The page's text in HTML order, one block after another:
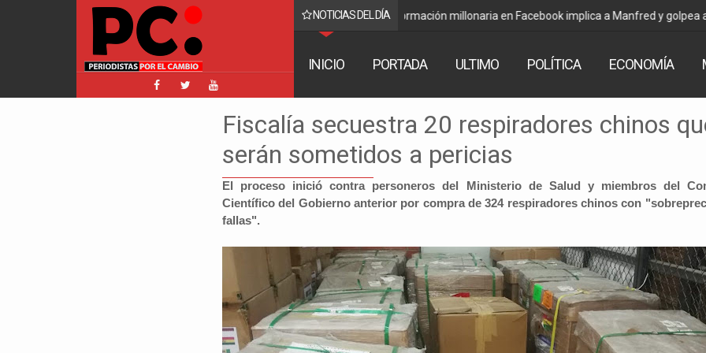
NOTICIAS DEL DÍA
implica a Manfred y golpea a Tuto y Samuel Caso consorcio: Abogado acusado reaparece y ratifica
INICIO PORTADA ULTIMO POLÍTICA ECONOMÍA
Fiscalía secuestra 20 respiradores chinos
serán sometidos a pericias
El proceso inició contra personeros del Ministerio de Salud y miembros del
Científico del Gobierno anterior por compra de 324 respiradores chinos con
fallas".